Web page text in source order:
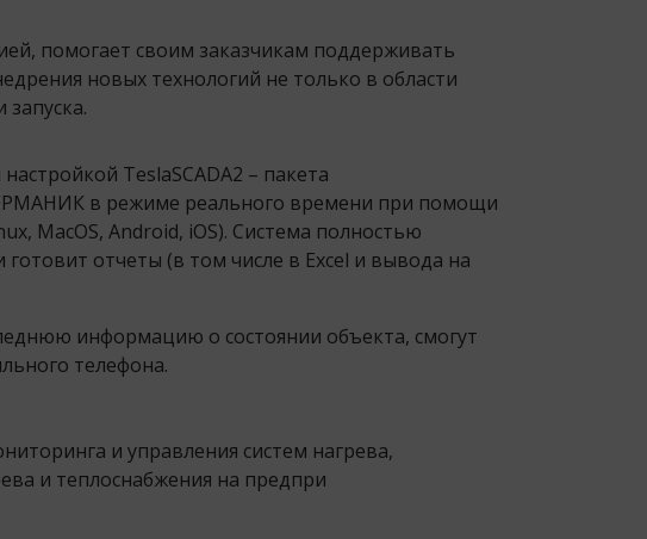
помогает своим заказчикам поддерживать
новых технологий не только в области
TeslaSCADA2 – пакета
в режиме реального времени при помощи
MacOS, Android, iOS). Система полностью
отчеты (в том числе в Excel и вывода на
информацию о состоянии объекта, смогут
телефона.
и управления систем нагрева,
и теплоснабжения на предпри